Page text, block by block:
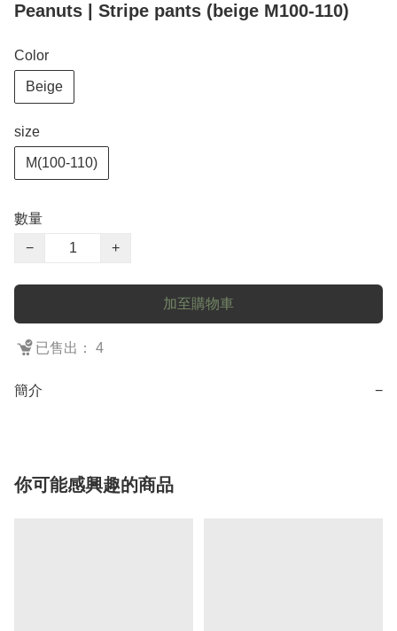
Peanuts | Stripe pants (beige M100-110)
Color
Beige
size
M(100-110)
數量
−
+
加至購物車
已售出： 4
簡介 −
你可能感興趣的商品